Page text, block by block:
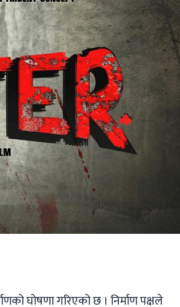
घोषणा गरिएको छ । निर्माण पक्षले